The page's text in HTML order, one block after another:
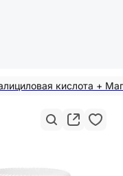
кислота +